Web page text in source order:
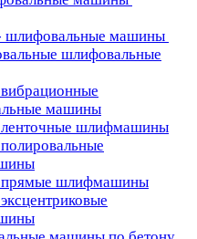
шлифовальные машины
шлифовальные
машины
ленточные шлифмашины
прямые шлифмашины